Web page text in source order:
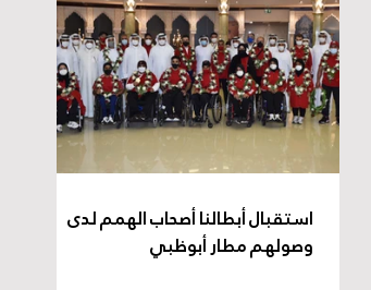
استقبال أبطالنا أصحاب الهمم لدى
وصولهم مطار أبوظبي